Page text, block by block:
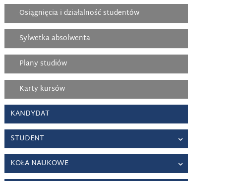
Osiągnięcia i działalność studentów
Sylwetka absolwenta
Plany studiów
Karty kursów
KANDYDAT
STUDENT
KOŁA NAUKOWE